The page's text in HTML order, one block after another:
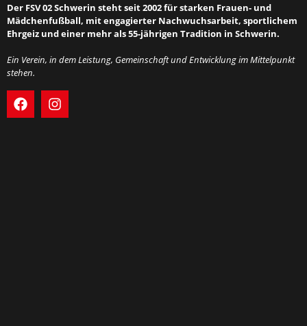
Der FSV 02 Schwerin steht seit 2002 für starken Frauen- und
Mädchenfußball, mit engagierter Nachwuchsarbeit, sportlichem
Ehrgeiz und einer mehr als 55-jährigen Tradition in Schwerin.
Ein Verein, in dem Leistung, Gemeinschaft und Entwicklung im Mittelpunkt
stehen.